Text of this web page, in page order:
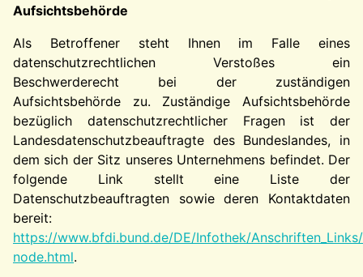
Aufsichtsbehörde
Als Betroffener steht Ihnen im Falle eines
datenschutzrechtlichen Verstoßes ein
Beschwerderecht bei der zuständigen
Aufsichtsbehörde zu. Zuständige Aufsichtsbehörde
bezüglich datenschutzrechtlicher Fragen ist der
Landesdatenschutzbeauftragte des Bundeslandes, in
dem sich der Sitz unseres Unternehmens befindet. Der
folgende Link stellt eine Liste der
Datenschutzbeauftragten sowie deren Kontaktdaten
bereit:
https://www.bfdi.bund.de/DE/Infothek/
node.html.